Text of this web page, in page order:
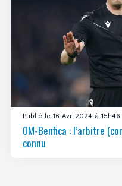
Publié le 16 Avr 2024 à 15h46
OM-Benfica : l’arbitre
connu